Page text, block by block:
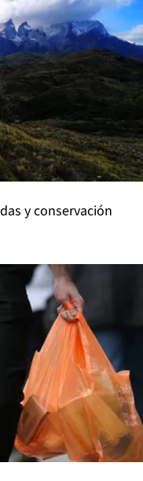
y conservación